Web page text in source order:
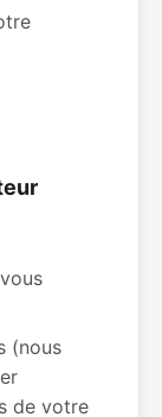
(nous
de votre